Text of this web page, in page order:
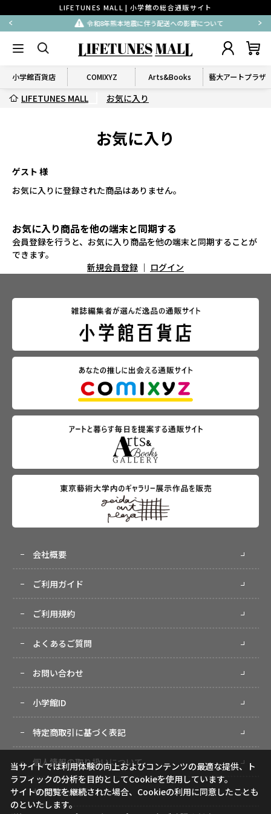
LIFETUNES MALL | 小学館の総合通販サイト
令和8年熊本地震に伴う配送への影響について
小学館百貨店 COMIXYZ Arts&Books 藝大アートプラザ
LIFETUNES MALL お気に入り
お気に入り
ゲスト 様
お気に入りに登録された商品はありません。
お気に入り商品を他の端末と同期する
会員登録を行うと、お気に入り商品を他の端末と同期することが
できます。
新規会員登録 ｜ ログイン
会社概要
ご利用ガイド
ご利用規約
よくあるご質問
お問い合わせ
小学館ID
特定商取引に基づく表記
個人情報の取り扱いについて
サイトマップ
当サイトでは利用体験の向上およびコンテンツの最適な提供、ト
ラフィックの分析を目的としてCookieを使用しています。
サイトの閲覧を継続された場合、Cookieの利用に同意したことも
のといたします。